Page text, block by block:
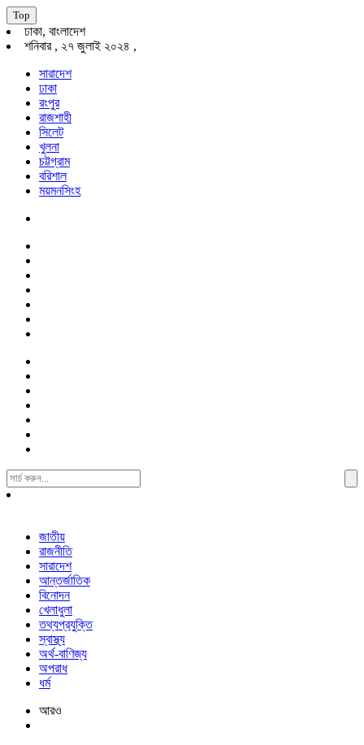
Top
ঢাকা, বাংলাদেশ
শনিবার , ২৭ জুলাই ২০২৪ ,
সারাদেশ
ঢাকা
রংপুর
রাজশাহী
সিলেট
খুলনা
চট্টগ্রাম
বরিশাল
ময়মনসিংহ
Search
For:
জাতীয়
রাজনীতি
সারাদেশ
আন্তর্জাতিক
বিনোদন
খেলাধুলা
তথ্যপ্রযুক্তি
স্বাস্থ্য
অর্থ-বাণিজ্য
অপরাধ
ধর্ম
আরও